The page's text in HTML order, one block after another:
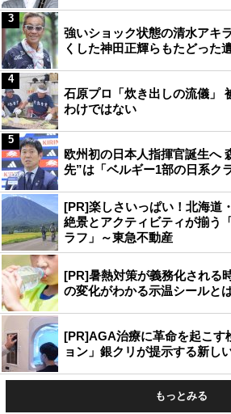
強いショック状態の清水アキ
くした神田正輝らもたどった
3
石原プロ「炊き出しの流儀」
わけではない
4
欧州初の日本人指揮官誕生へ
先”は「ベルギー1部の日系ク
5
[PR]楽しさいっぱい！北海道
絶景とアクティビティが揃う
ラフ」～東急不動産
[PR]暑熱対策が義務化される
の変化がわかる示温シールと
[PR]AGA治療に革命を起こす
ョン」銀クリが提示する新し
もっとみる